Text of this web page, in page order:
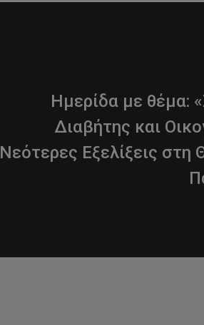
Ημερίδα με θέμα:
Διαβήτης και
Νεότερες Εξελίξεις στη